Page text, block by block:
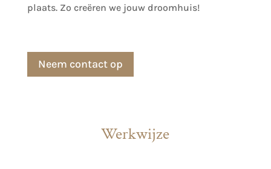
plaats. Zo creëren we jouw droomhuis!
Neem contact op
Werkwijze